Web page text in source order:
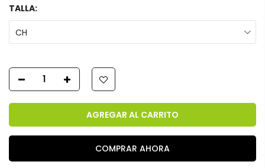
TALLA:
CH
AGREGAR AL CARRITO
COMPRAR AHORA